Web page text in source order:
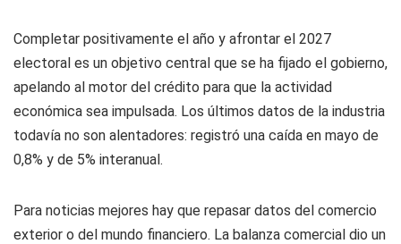
Completar positivamente el año y afrontar el 2027
electoral es un objetivo central que se ha fijado el gobierno,
apelando al motor del crédito para que la actividad
económica sea impulsada. Los últimos datos de la industria
todavía no son alentadores: registró una caída en mayo de
0,8% y de 5% interanual.
Para noticias mejores hay que repasar datos del comercio
exterior o del mundo financiero. La balanza comercial dio un